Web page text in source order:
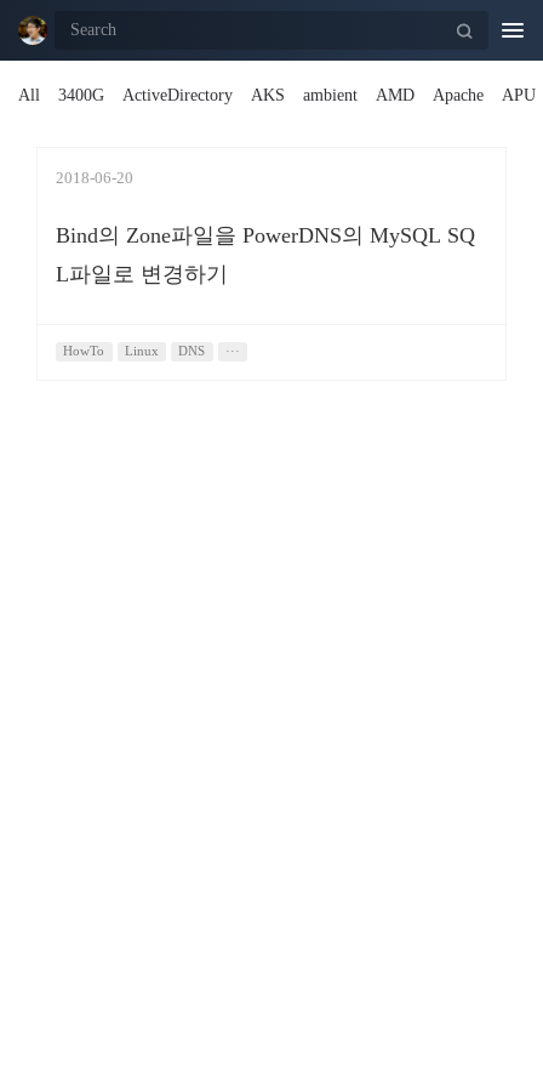
All
3400G ActiveDirectory AKS ambient AMD Apache APU
2018-06-20
Bind의 Zone파일을 PowerDNS의 MySQL SQ
L파일로 변경하기
HowTo Linux DNS ···